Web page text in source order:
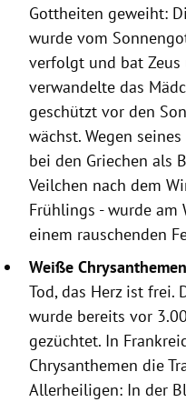
Gottheiten geweiht:
wurde vom
verfolgt und bat
verwandelte das
geschützt vor den
wächst. Wegen
bei den Griechen als
Veilchen nach dem
Frühlings - wurde
einem rauschenden
Weiße Chrysanthemen
Tod, das Herz ist frei.
wurde bereits vor
gezüchtet. In
Chrysanthemen die
Allerheiligen: In der